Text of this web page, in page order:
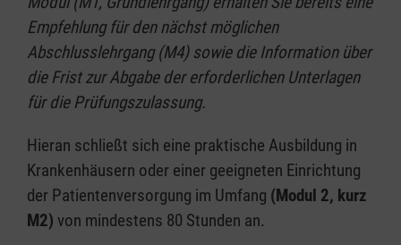
Empfehlung für den nächst möglichen
Abschlusslehrgang (M4) sowie die Information über
die Frist zur Abgabe der erforderlichen Unterlagen
für die Prüfungszulassung.
Hieran schließt sich eine praktische Ausbildung in
Krankenhäusern oder einer geeigneten Einrichtung
der Patientenversorgung im Umfang (Modul 2, kurz
M2) von mindestens 80 Stunden an.